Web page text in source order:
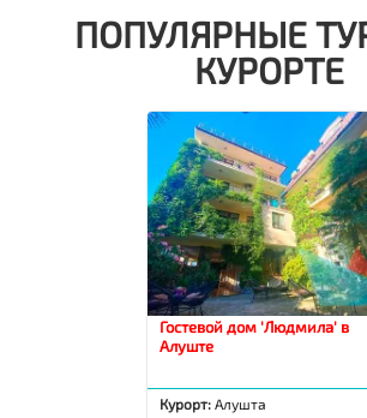
ПОПУЛЯРНЫЕ
КУРОРТЕ
Гостевой дом 'Людмила' в
Алуште
Курорт:Алушта